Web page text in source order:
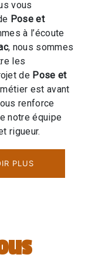
vous
Pose et
à l’écoute
, nous sommes
les
de Pose et
est avant
renforce
notre équipe
rigueur.
PLUS